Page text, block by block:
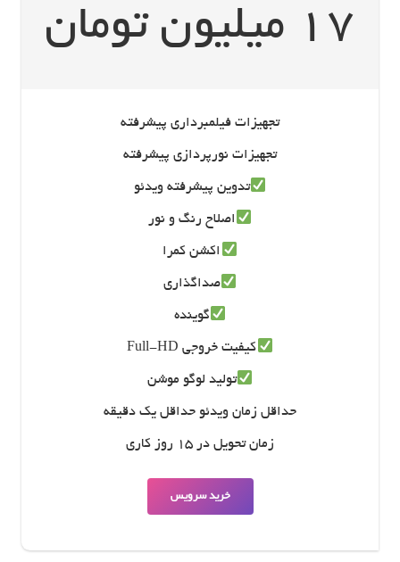
17 میلیون تومان
تجهیزات فیلمبرداری پیشرفته
تجهیزات نورپردازی پیشرفته
تدوین پیشرفته ویدئو
اصلاح رنگ و نور
اکشن کمرا
صداگذاری
گوینده
کیفیت خروجی Full-HD
تولید لوگو موشن
حداقل زمان ویدئو حداقل یک دقیقه
زمان تحویل در 15 روز کاری
خرید سرویس